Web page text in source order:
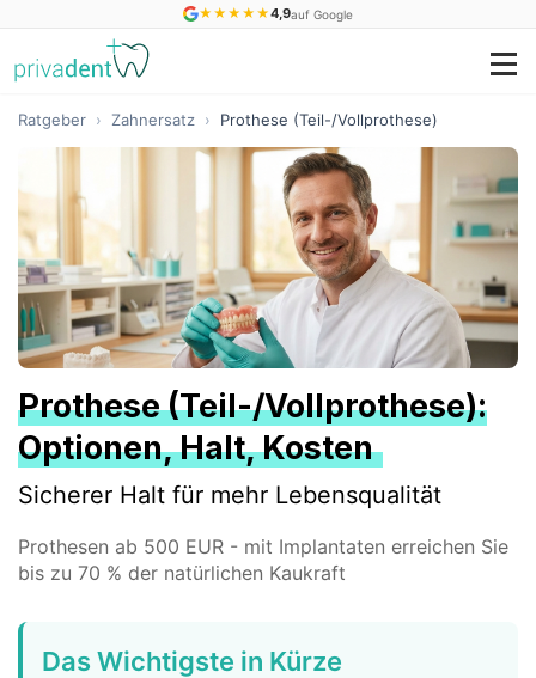
★ ★ ★ ★ ★4,9auf Google
Ratgeber › Zahnersatz › Prothese (Teil-/Vollprothese)
Prothese (Teil-/Vollprothese):
Optionen, Halt, Kosten
Sicherer Halt für mehr Lebensqualität
Prothesen ab 500 EUR - mit Implantaten erreichen Sie
bis zu 70 % der natürlichen Kaukraft
Das Wichtigste in Kürze